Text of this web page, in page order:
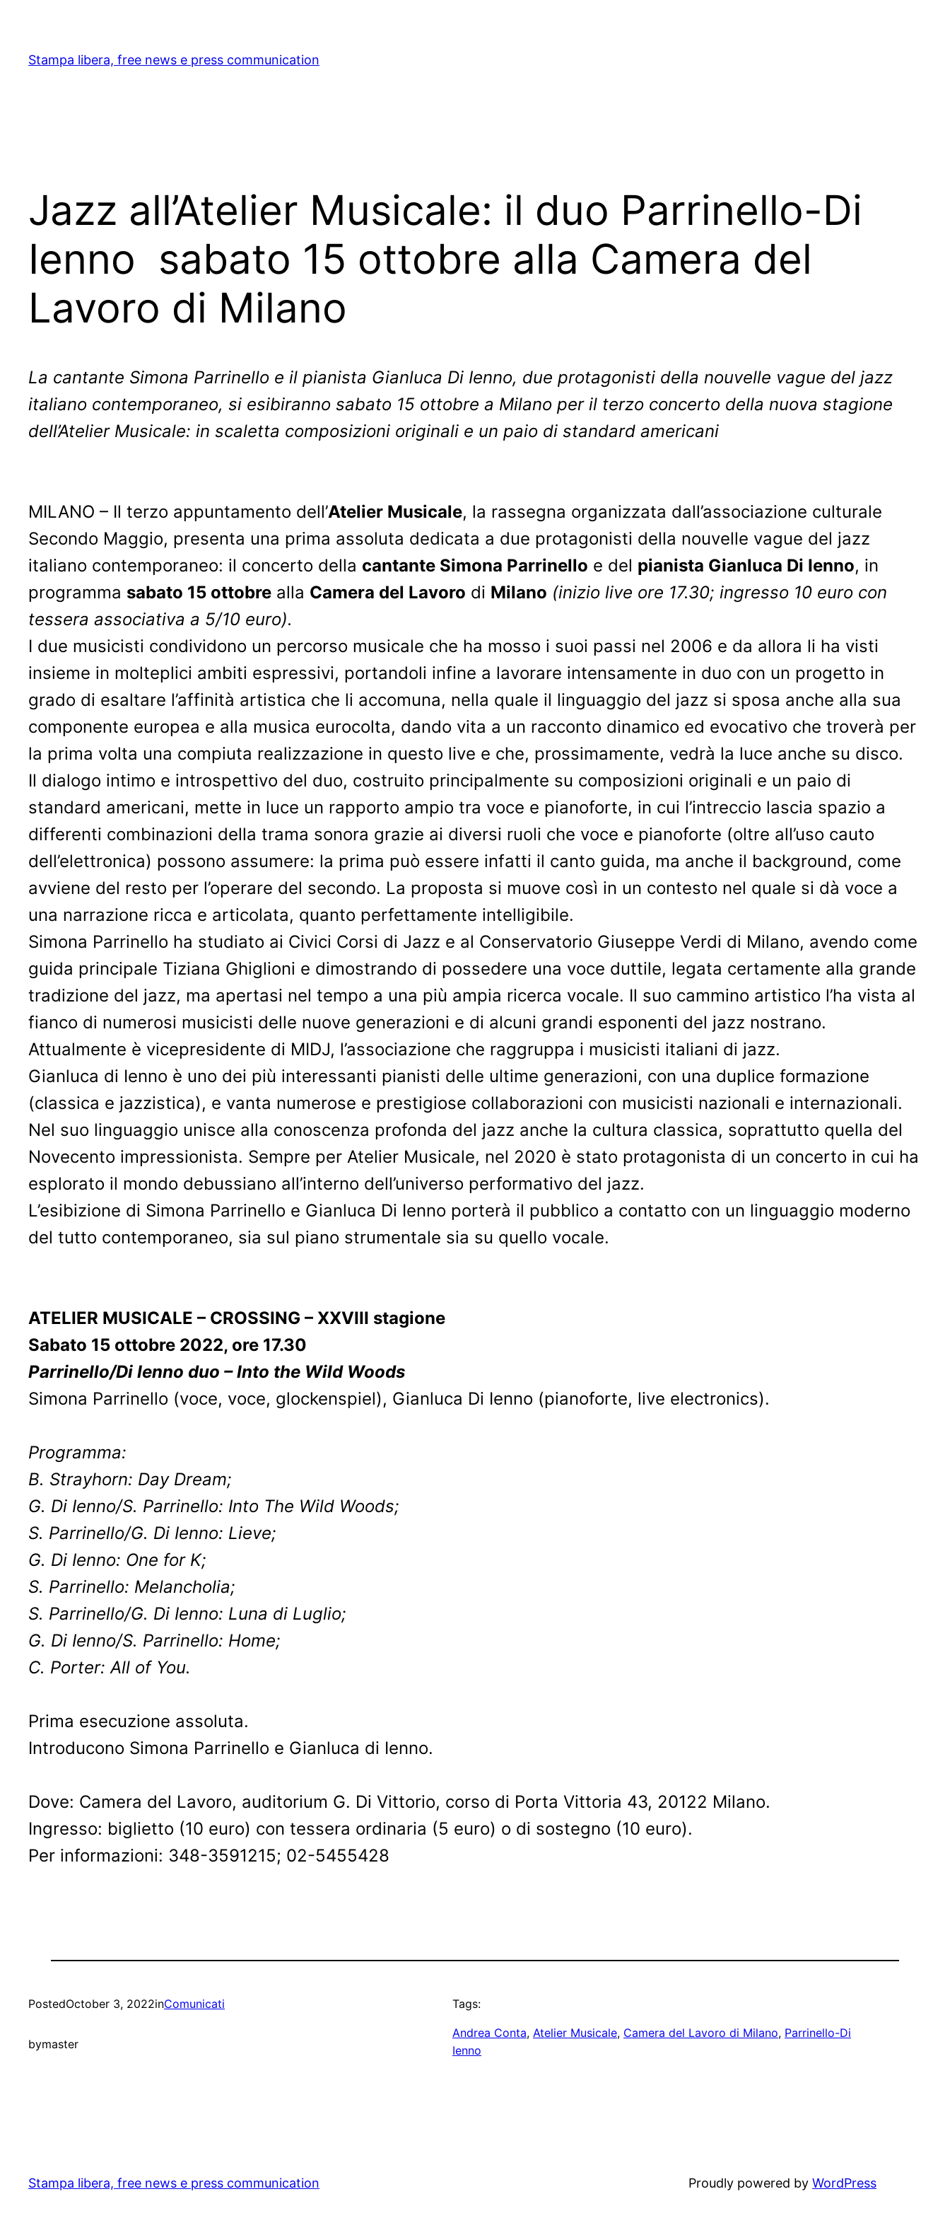
content
Stampa libera, free news e press communication
Jazz all’Atelier Musicale: il duo Parrinello-Di
Ienno sabato 15 ottobre alla Camera del
Lavoro di Milano
La cantante Simona Parrinello e il pianista Gianluca Di Ienno, due protagonisti della nouvelle vague del jazz
italiano contemporaneo, si esibiranno sabato 15 ottobre a Milano per il terzo concerto della nuova stagione
dell’Atelier Musicale: in scaletta composizioni originali e un paio di standard americani
MILANO – Il terzo appuntamento dell’Atelier Musicale, la rassegna organizzata dall’associazione culturale
Secondo Maggio, presenta una prima assoluta dedicata a due protagonisti della nouvelle vague del jazz
italiano contemporaneo: il concerto della cantante Simona Parrinello e del pianista Gianluca Di Ienno, in
programma sabato 15 ottobre alla Camera del Lavoro di Milano (inizio live ore 17.30; ingresso 10 euro con
tessera associativa a 5/10 euro).
I due musicisti condividono un percorso musicale che ha mosso i suoi passi nel 2006 e da allora li ha visti
insieme in molteplici ambiti espressivi, portandoli infine a lavorare intensamente in duo con un progetto in
grado di esaltare l’affinità artistica che li accomuna, nella quale il linguaggio del jazz si sposa anche alla sua
componente europea e alla musica eurocolta, dando vita a un racconto dinamico ed evocativo che troverà per
la prima volta una compiuta realizzazione in questo live e che, prossimamente, vedrà la luce anche su disco.
Il dialogo intimo e introspettivo del duo, costruito principalmente su composizioni originali e un paio di
standard americani, mette in luce un rapporto ampio tra voce e pianoforte, in cui l’intreccio lascia spazio a
differenti combinazioni della trama sonora grazie ai diversi ruoli che voce e pianoforte (oltre all’uso cauto
dell’elettronica) possono assumere: la prima può essere infatti il canto guida, ma anche il background, come
avviene del resto per l’operare del secondo. La proposta si muove così in un contesto nel quale si dà voce a
una narrazione ricca e articolata, quanto perfettamente intelligibile.
Simona Parrinello ha studiato ai Civici Corsi di Jazz e al Conservatorio Giuseppe Verdi di Milano, avendo come
guida principale Tiziana Ghiglioni e dimostrando di possedere una voce duttile, legata certamente alla grande
tradizione del jazz, ma apertasi nel tempo a una più ampia ricerca vocale. Il suo cammino artistico l’ha vista al
fianco di numerosi musicisti delle nuove generazioni e di alcuni grandi esponenti del jazz nostrano.
Attualmente è vicepresidente di MIDJ, l’associazione che raggruppa i musicisti italiani di jazz.
Gianluca di Ienno è uno dei più interessanti pianisti delle ultime generazioni, con una duplice formazione
(classica e jazzistica), e vanta numerose e prestigiose collaborazioni con musicisti nazionali e internazionali.
Nel suo linguaggio unisce alla conoscenza profonda del jazz anche la cultura classica, soprattutto quella del
Novecento impressionista. Sempre per Atelier Musicale, nel 2020 è stato protagonista di un concerto in cui ha
esplorato il mondo debussiano all’interno dell’universo performativo del jazz.
L’esibizione di Simona Parrinello e Gianluca Di Ienno porterà il pubblico a contatto con un linguaggio moderno
del tutto contemporaneo, sia sul piano strumentale sia su quello vocale.
ATELIER MUSICALE – CROSSING – XXVIII stagione
Sabato 15 ottobre 2022, ore 17.30
Parrinello/Di Ienno duo – Into the Wild Woods
Simona Parrinello (voce, voce, glockenspiel), Gianluca Di Ienno (pianoforte, live electronics).
Programma:
B. Strayhorn: Day Dream;
G. Di Ienno/S. Parrinello: Into The Wild Woods;
S. Parrinello/G. Di Ienno: Lieve;
G. Di Ienno: One for K;
S. Parrinello: Melancholia;
S. Parrinello/G. Di Ienno: Luna di Luglio;
G. Di Ienno/S. Parrinello: Home;
C. Porter: All of You.
Prima esecuzione assoluta.
Introducono Simona Parrinello e Gianluca di Ienno.
Dove: Camera del Lavoro, auditorium G. Di Vittorio, corso di Porta Vittoria 43, 20122 Milano.
Ingresso: biglietto (10 euro) con tessera ordinaria (5 euro) o di sostegno (10 euro).
Per informazioni: 348-3591215; 02-5455428
PostedOctober 3, 2022inComunicati
bymaster
Tags:
Andrea Conta, Atelier Musicale, Camera del Lavoro di Milano, Parrinello-Di
Ienno
Stampa libera, free news e press communication Proudly powered by WordPress